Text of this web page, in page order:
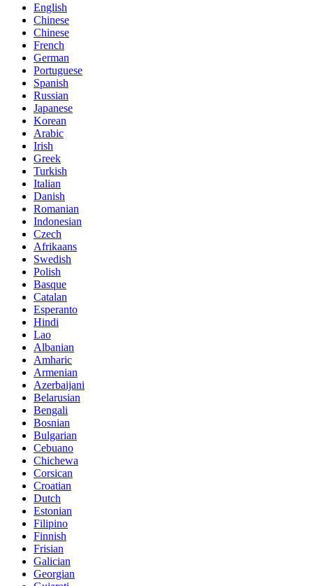
English
Chinese
Chinese
French
German
Portuguese
Spanish
Russian
Japanese
Korean
Arabic
Irish
Greek
Turkish
Italian
Danish
Romanian
Indonesian
Czech
Afrikaans
Swedish
Polish
Basque
Catalan
Esperanto
Hindi
Lao
Albanian
Amharic
Armenian
Azerbaijani
Belarusian
Bengali
Bosnian
Bulgarian
Cebuano
Chichewa
Corsican
Croatian
Dutch
Estonian
Filipino
Finnish
Frisian
Galician
Georgian